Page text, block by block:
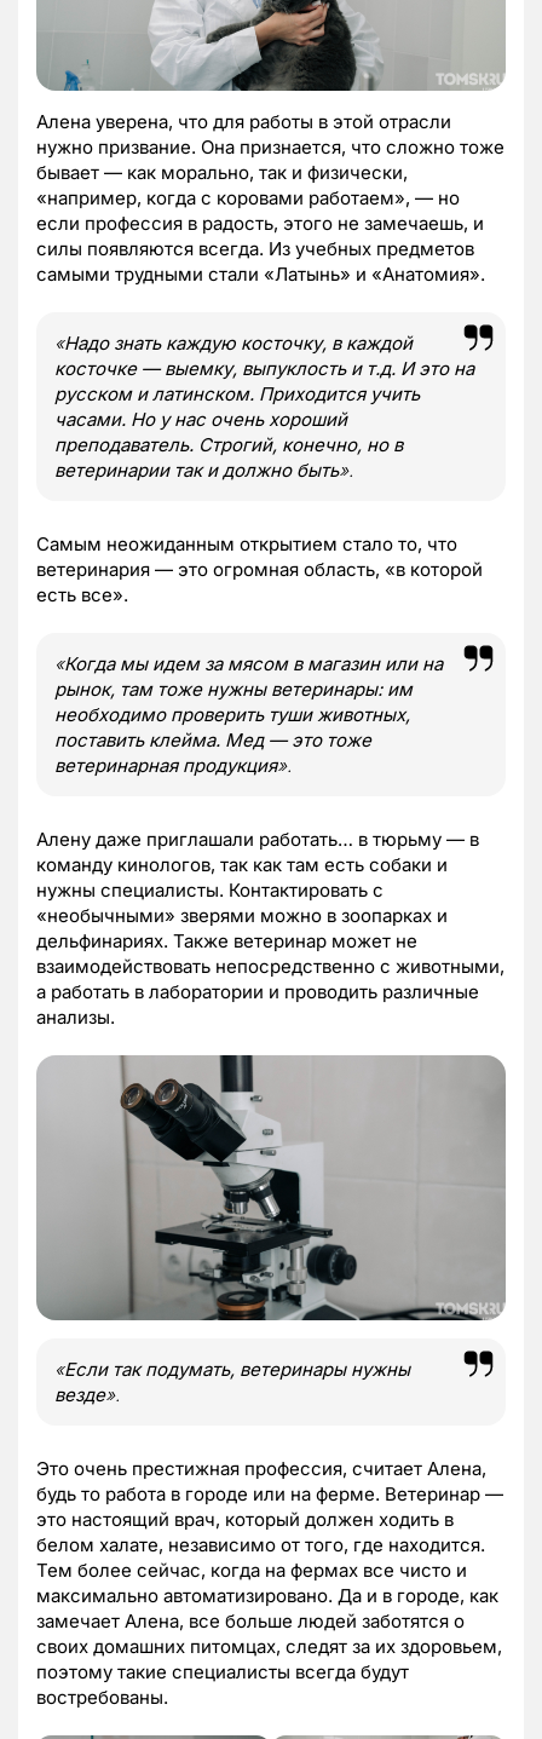
Алена уверена, что для работы в этой отрасли
нужно призвание. Она признается, что сложно тоже
бывает — как морально, так и физически,
«например, когда с коровами работаем», — но
если профессия в радость, этого не замечаешь, и
силы появляются всегда. Из учебных предметов
самыми трудными стали «Латынь» и «Анатомия».
«Надо знать каждую косточку, в каждой
косточке — выемку, выпуклость и т.д. И это на
русском и латинском. Приходится учить
часами. Но у нас очень хороший
преподаватель. Строгий, конечно, но в
ветеринарии так и должно быть».
Самым неожиданным открытием стало то, что
ветеринария — это огромная область, «в которой
есть все».
«Когда мы идем за мясом в магазин или на
рынок, там тоже нужны ветеринары: им
необходимо проверить туши животных,
поставить клейма. Мед — это тоже
ветеринарная продукция».
Алену даже приглашали работать… в тюрьму — в
команду кинологов, так как там есть собаки и
нужны специалисты. Контактировать с
«необычными» зверями можно в зоопарках и
дельфинариях. Также ветеринар может не
взаимодействовать непосредственно с животными,
а работать в лаборатории и проводить различные
анализы.
«Если так подумать, ветеринары нужны
везде».
Это очень престижная профессия, считает Алена,
будь то работа в городе или на ферме. Ветеринар —
это настоящий врач, который должен ходить в
белом халате, независимо от того, где находится.
Тем более сейчас, когда на фермах все чисто и
максимально автоматизировано. Да и в городе, как
замечает Алена, все больше людей заботятся о
своих домашних питомцах, следят за их здоровьем,
поэтому такие специалисты всегда будут
востребованы.